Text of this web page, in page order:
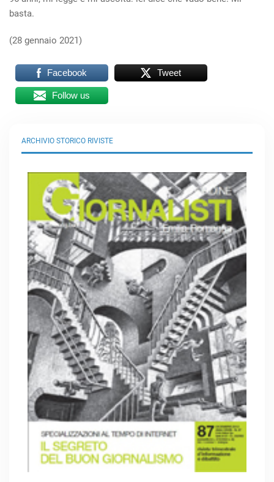
basta.
(28 gennaio 2021)
Facebook Tweet
Follow us
ARCHIVIO STORICO RIVISTE